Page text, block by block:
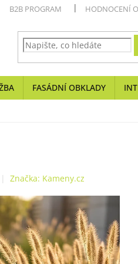
B2B PROGRAM HODNOCENÍ
FASÁDNÍ OBKLADY
Značka: Kameny.cz